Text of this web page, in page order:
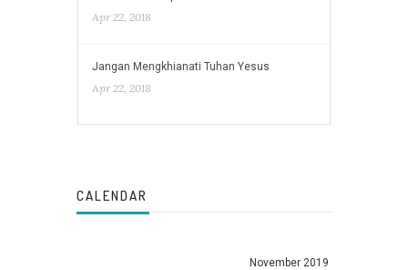
Apr 22, 2018
Jangan Mengkhianati Tuhan Yesus
Apr 22, 2018
CALENDAR
November 2019